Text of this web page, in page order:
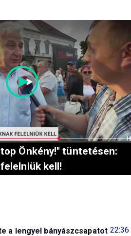
Önkény!" tüntetésen:
kell!
22:36
a lengyel bányászcsapatot